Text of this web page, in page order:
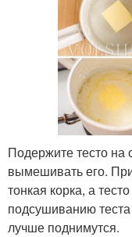
Подержите тесто
вымешивать его.
тонкая корка, а
подсушиванию
лучше поднимутся.